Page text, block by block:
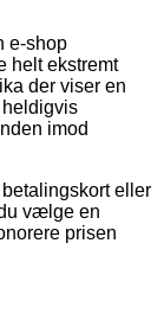
e-shop
helt ekstremt
der viser en
imod
eller
vælge en
prisen